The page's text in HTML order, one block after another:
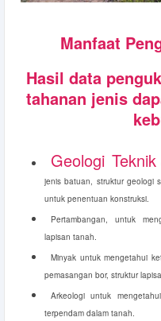
Manfaat
Hasil data
tahanan jenis
Geologi Teknik
jenis batuan, struktur geologi
untuk penentuan konstruksi.
Pertambangan, untuk
lapisan tanah.
Minyak untuk mengetahui
pemasangan bor, struktur
Arkeologi untuk
terpendam dalam tanah.